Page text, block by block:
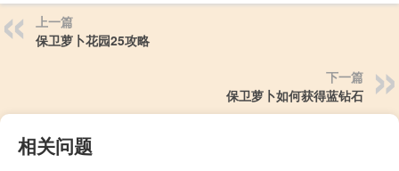
上一篇
保卫萝卜花园25攻略
下一篇
保卫萝卜如何获得蓝钻石
相关问题